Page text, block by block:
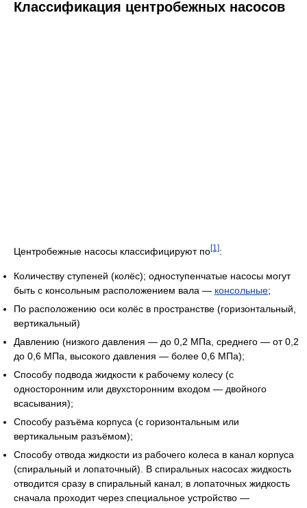
Классификация центробежных насосов
Центробежные насосы классифицируют по[1]:
Количеству ступеней (колёс); одноступенчатые насосы могут
быть с консольным расположением вала — консольные;
По расположению оси колёс в пространстве (горизонтальный,
вертикальный)
Давлению (низкого давления — до 0,2 МПа, среднего — от 0,2
до 0,6 МПа, высокого давления — более 0,6 МПа);
Способу подвода жидкости к рабочему колесу (с
односторонним или двухсторонним входом — двойного
всасывания);
Способу разъёма корпуса (с горизонтальным или
вертикальным разъёмом);
Способу отвода жидкости из рабочего колеса в канал корпуса
(спиральный и лопаточный). В спиральных насосах жидкость
отводится сразу в спиральный канал; в лопаточных жидкость
сначала проходит через специальное устройство —